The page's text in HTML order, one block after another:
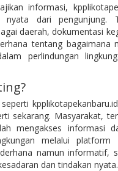
informasi,
nyata dari pengunjung.
daerah, dokumentasi
tentang bagaimana
perlindungan
sekarang. Masyarakat,
mengakses informasi
melalui platform
namun informatif,
dan tindakan nyata.